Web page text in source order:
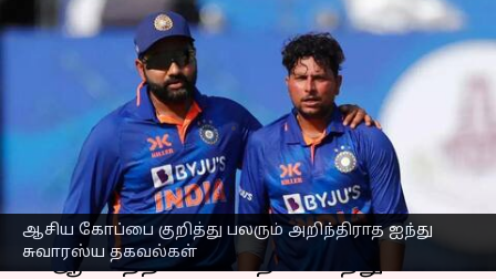
ஆசிய கோப்பை குறித்து பலரும் அறிந்திராத ஐந்து
சுவாரஸ்ய தகவல்கள்
ஆசிய கோப்பை 2023 :
பலரும் அறிந்திராத ஐந்து
சுவாரஷ்ய தகவல்கள்
எழுதியவர் Sekar Chinnappan Aug 29, 2023 08:00 am
செய்தி முன்னோட்டம்
ஆசிய கோப்பை2023 தொடர் ஆகஸ்ட்
30 ஆம் தேதி பாகிஸ்தான் மற்றும்